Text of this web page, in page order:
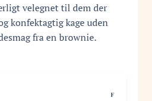
velegnet til dem der
konfektagtig kage uden
fra en brownie.
F